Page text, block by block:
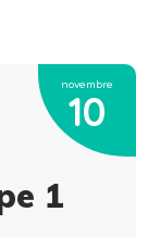
novembre
10
1